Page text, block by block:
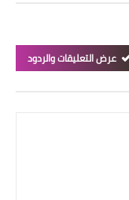
عرض التعليقات والردود